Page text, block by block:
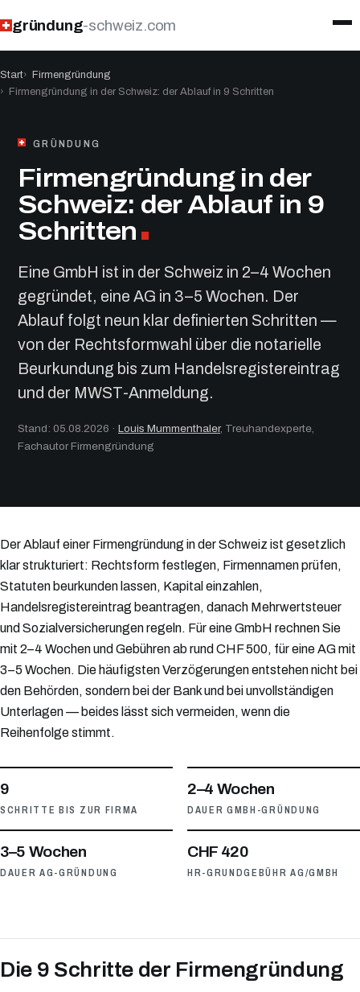
gründung-schweiz.com
Start
Firmengründung
Firmengründung in der Schweiz: der Ablauf in 9 Schritten
GRÜNDUNG
Firmengründung in der
Schweiz: der Ablauf in 9
Schritten
Eine GmbH ist in der Schweiz in 2–4 Wochen
gegründet, eine AG in 3–5 Wochen. Der
Ablauf folgt neun klar definierten Schritten —
von der Rechtsformwahl über die notarielle
Beurkundung bis zum Handelsregistereintrag
und der MWST-Anmeldung.
Stand: 05.08.2026 · Louis Mummenthaler, Treuhandexperte,
Fachautor Firmengründung
Der Ablauf einer Firmengründung in der Schweiz ist gesetzlich
klar strukturiert: Rechtsform festlegen, Firmennamen prüfen,
Statuten beurkunden lassen, Kapital einzahlen,
Handelsregistereintrag beantragen, danach Mehrwertsteuer
und Sozialversicherungen regeln. Für eine GmbH rechnen Sie
mit 2–4 Wochen und Gebühren ab rund CHF 500, für eine AG mit
3–5 Wochen. Die häufigsten Verzögerungen entstehen nicht bei
den Behörden, sondern bei der Bank und bei unvollständigen
Unterlagen — beides lässt sich vermeiden, wenn die
Reihenfolge stimmt.
9
SCHRITTE BIS ZUR FIRMA
2–4 Wochen
DAUER GMBH-GRÜNDUNG
3–5 Wochen
DAUER AG-GRÜNDUNG
CHF 420
HR-GRUNDGEBÜHR AG/GMBH
Die 9 Schritte der Firmengründung